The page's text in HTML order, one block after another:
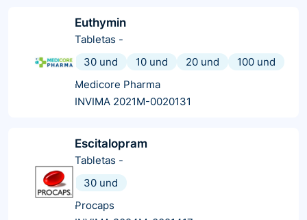
Euthymin
Tabletas -
30 und
10 und 20 und
100 und
Medicore Pharma
INVIMA 2021M-0020131
Escitalopram
Tabletas -
30 und
Procaps